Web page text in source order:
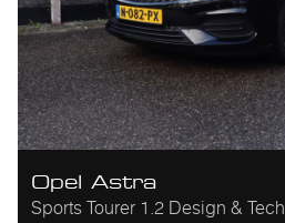
Opel Astra
Sports Tourer 1.2 Design & Tech